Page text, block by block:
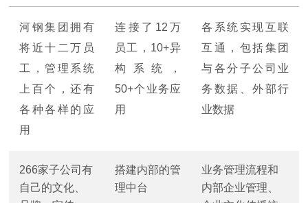
河钢集团拥有
将近十二万员
工，管理系统
上百个，还有
各种各样的应
用
连接了12万
员工，10+异
构系统，
50+个业务应
用
各系统实现互联
互通，包括集团
与各分子公司业
务数据、外部行
业数据
266家子公司有
自己的文化、
搭建内部的管
理中台
业务管理流程和
内部企业管理、